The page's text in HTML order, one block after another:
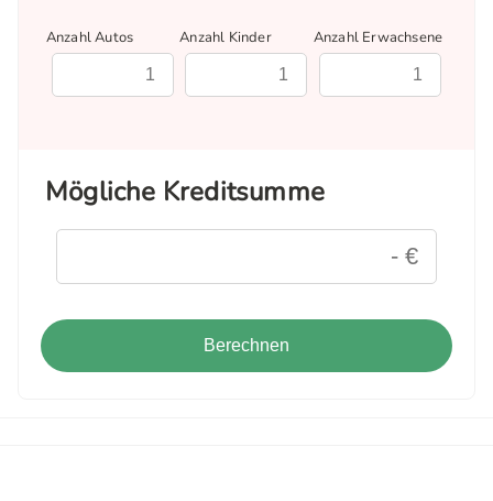
Anzahl Autos Anzahl Kinder Anzahl Erwachsene
Mögliche Kreditsumme
Berechnen